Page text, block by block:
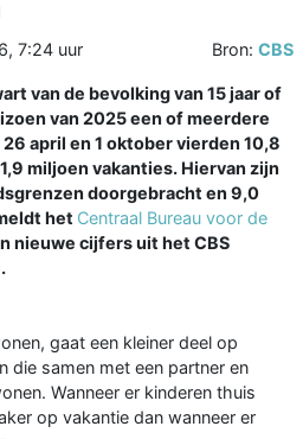
7:24 uur Bron: CBS
van de bevolking van 15 jaar of
van 2025 een of meerdere
april en 1 oktober vierden 10,8
miljoen vakanties. Hiervan zijn
doorgebracht en 9,0
het Centraal Bureau voor de
nieuwe cijfers uit het CBS
gaat een kleiner deel op
die samen met een partner en
Wanneer er kinderen thuis
op vakantie dan wanneer er